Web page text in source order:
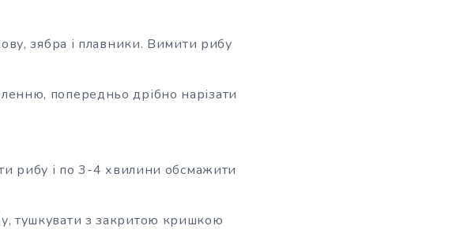
зябра і плавники. Вимити рибу
попередньо дрібно нарізати
рибу і по 3-4 хвилини обсмажити
тушкувати з закритою кришкою